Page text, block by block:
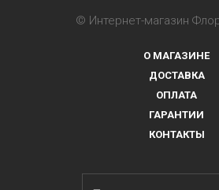
© Интернет-магазин
О МАГАЗИНЕ
ДОСТАВКА
ОПЛАТА
ГАРАНТИИ
КОНТАКТЫ